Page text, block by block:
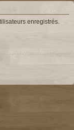
enregistrés.